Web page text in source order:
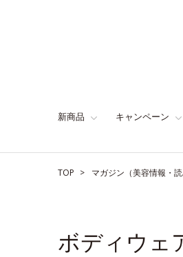
新商品 キャンペーン
TOP マガジン（美容情報・読
ボディウェ